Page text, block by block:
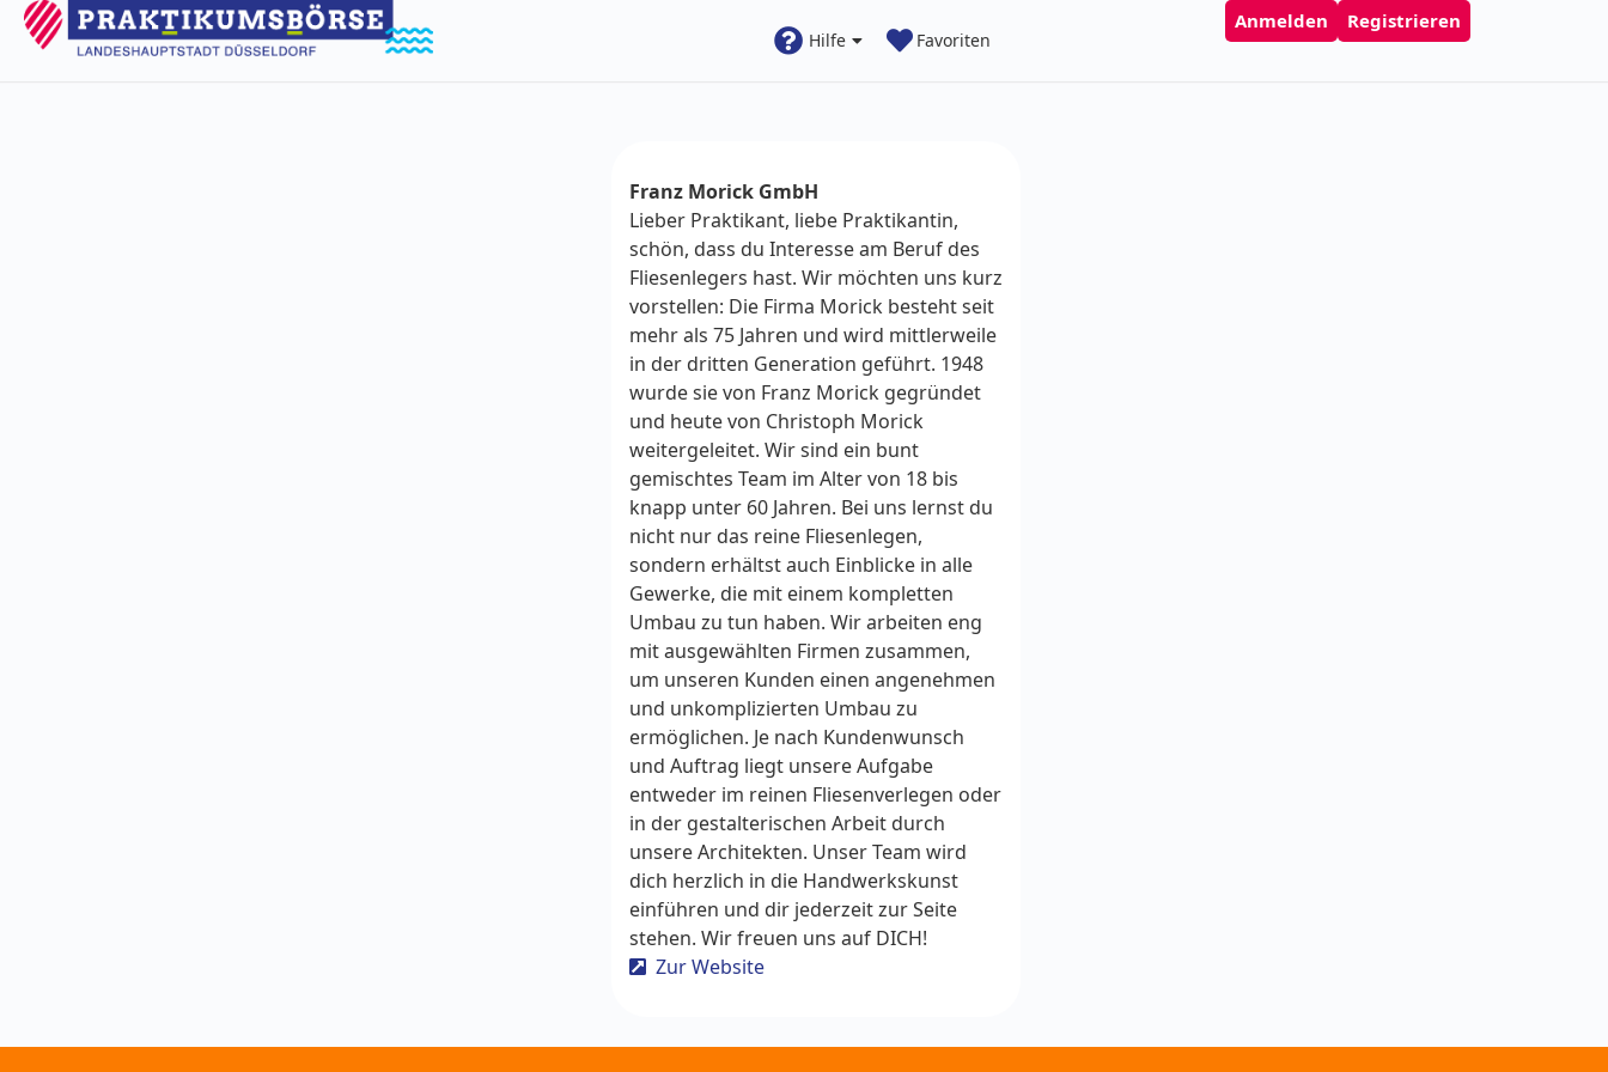
Hilfe Favoriten
Anmelden Registrieren
Franz Morick GmbH
Lieber Praktikant, liebe Praktikantin,
schön, dass du Interesse am Beruf des
Fliesenlegers hast. Wir möchten uns kurz
vorstellen: Die Firma Morick besteht seit
mehr als 75 Jahren und wird mittlerweile
in der dritten Generation geführt. 1948
wurde sie von Franz Morick gegründet
und heute von Christoph Morick
weitergeleitet. Wir sind ein bunt
gemischtes Team im Alter von 18 bis
knapp unter 60 Jahren. Bei uns lernst du
nicht nur das reine Fliesenlegen,
sondern erhältst auch Einblicke in alle
Gewerke, die mit einem kompletten
Umbau zu tun haben. Wir arbeiten eng
mit ausgewählten Firmen zusammen,
um unseren Kunden einen angenehmen
und unkomplizierten Umbau zu
ermöglichen. Je nach Kundenwunsch
und Auftrag liegt unsere Aufgabe
entweder im reinen Fliesenverlegen oder
in der gestalterischen Arbeit durch
unsere Architekten. Unser Team wird
dich herzlich in die Handwerkskunst
einführen und dir jederzeit zur Seite
stehen. Wir freuen uns auf DICH!
Zur Website